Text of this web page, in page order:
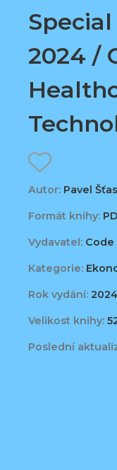
2024 /
Autor: Pavel
Formát knihy:
Vydavatel: Code
Kategorie:
Rok vydání: 2024
Velikost knihy:
Poslední